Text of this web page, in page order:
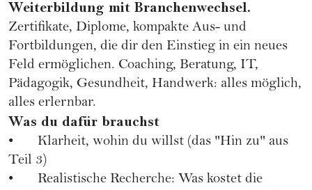
Weiterbildung mit Branchenwechsel.
Zertifikate, Diplome, kompakte Aus- und
Fortbildungen, die dir den Einstieg in ein neues
Feld ermöglichen. Coaching, Beratung, IT,
Pädagogik, Gesundheit, Handwerk: alles möglich,
alles erlernbar.
Was du dafür brauchst
• Klarheit, wohin du willst (das "Hin zu" aus
Teil 3)
• Realistische Recherche: Was kostet die